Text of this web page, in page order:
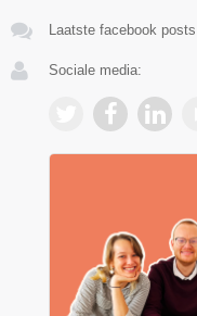
Laatste facebook posts
Sociale media: